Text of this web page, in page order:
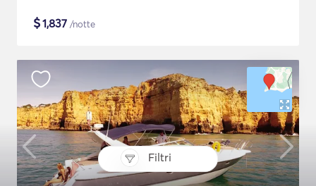
Filtri
$1,837 /notte